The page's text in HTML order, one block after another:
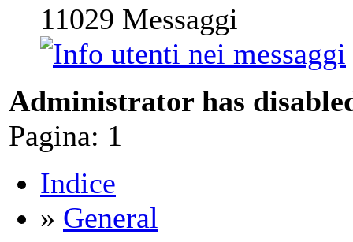
11029 Messaggi
Administrator has
Pagina: 1
Indice
» General